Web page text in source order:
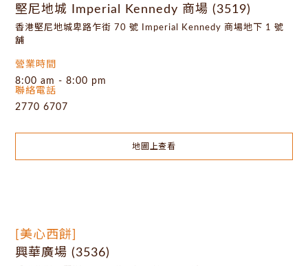
堅尼地城 Imperial Kennedy 商場 (3519)
香港堅尼地城卑路乍街 70 號 Imperial Kennedy 商場地下 1 號
舖
營業時間
8:00 am - 8:00 pm
聯絡電話
2770 6707
地圖上查看
[美心西餅]
興華廣場 (3536)